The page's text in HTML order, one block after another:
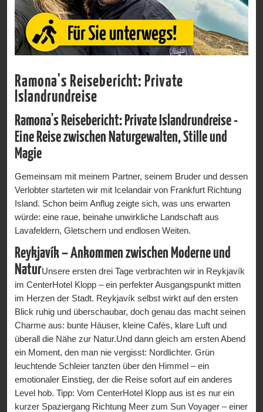
Ramona's Reisebericht: Private
Islandrundreise
Ramona's Reisebericht: Private Islandrundreise -
Eine Reise zwischen Naturgewalten, Stille und
Magie
Gemeinsam mit meinem Partner, seinem Bruder und dessen
Verlobter starteten wir mit Icelandair von Frankfurt Richtung
Island. Schon beim Anflug zeigte sich, was uns erwarten
würde: eine raue, beinahe unwirkliche Landschaft aus
Lavafeldern, Gletschern und endlosen Weiten.
Reykjavík – Ankommen zwischen Moderne und
NaturUnsere ersten drei Tage verbrachten wir in Reykjavík
im CenterHotel Klopp – ein perfekter Ausgangspunkt mitten
im Herzen der Stadt. Reykjavík selbst wirkt auf den ersten
Blick ruhig und überschaubar, doch genau das macht seinen
Charme aus: bunte Häuser, kleine Cafés, klare Luft und
überall die Nähe zur Natur.Und dann gleich am ersten Abend
ein Moment, den man nie vergisst: Nordlichter. Grün
leuchtende Schleier tanzten über den Himmel – ein
emotionaler Einstieg, der die Reise sofort auf ein anderes
Level hob. Tipp: Vom CenterHotel Klopp aus ist es nur ein
kurzer Spaziergang Richtung Meer zum Sun Voyager – einer